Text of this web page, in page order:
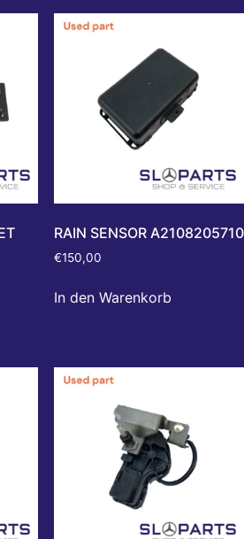
RAIN SENSOR A2108205710
€150,00
In den Warenkorb